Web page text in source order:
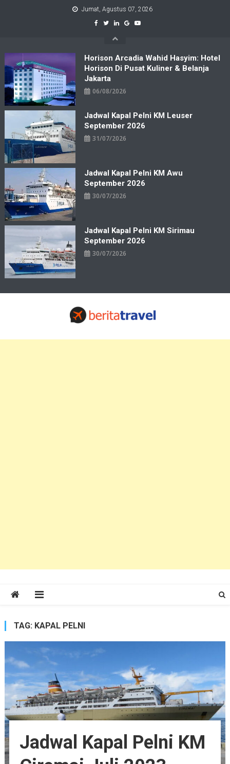
Jumat, Agustus 07, 2026
Horison Arcadia Wahid Hasyim: Hotel
Horison Di Pusat Kuliner & Belanja
Jakarta
06/08/2026
Jadwal Kapal Pelni KM Leuser
September 2026
31/07/2026
Jadwal Kapal Pelni KM Awu
September 2026
30/07/2026
Jadwal Kapal Pelni KM Sirimau
September 2026
30/07/2026
Travelbiz
TAG: KAPAL PELNI
Jadwal Kapal Pelni KM